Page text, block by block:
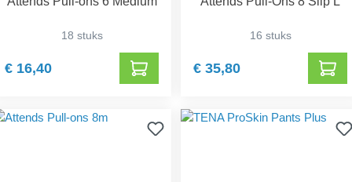
18 stuks
€ 16,40
16 stuks
€ 35,80